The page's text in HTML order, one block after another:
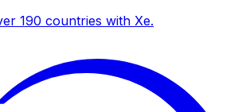
190 countries with Xe.